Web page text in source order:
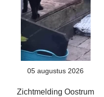
05 augustus 2026
Zichtmelding Oostrum